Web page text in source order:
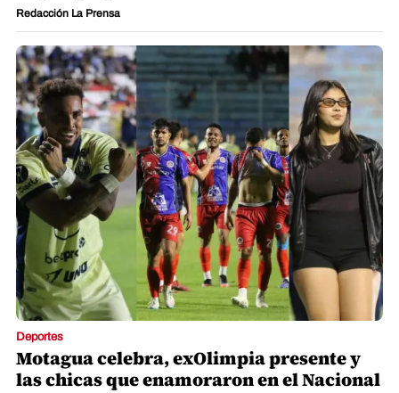
Redacción La Prensa
Deportes
Motagua celebra, exOlimpia presente y
las chicas que enamoraron en el Nacional